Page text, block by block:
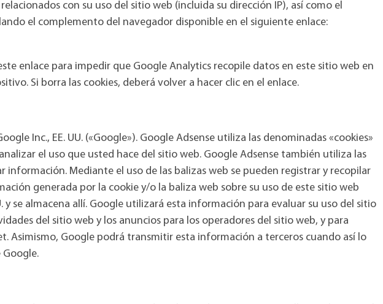
con su uso del sitio web (incluida su dirección IP), así como el
el complemento del navegador disponible en el siguiente enlace:
enlace para impedir que Google Analytics recopile datos en este sitio web en
Si borra las cookies, deberá volver a hacer clic en el enlace.
Inc., EE. UU. («Google»). Google Adsense utiliza las denominadas «cookies»
el uso que usted hace del sitio web. Google Adsense también utiliza las
Mediante el uso de las balizas web se pueden registrar y recopilar
generada por la cookie y/o la baliza web sobre su uso de este sitio web
y se almacena allí. Google utilizará esta información para evaluar su uso del sitio
del sitio web y los anuncios para los operadores del sitio web, y para
Asimismo, Google podrá transmitir esta información a terceros cuando así lo